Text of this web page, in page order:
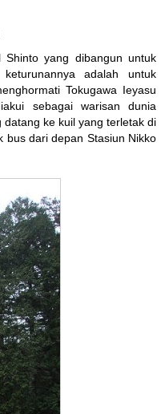
Shinto yang dibangun untuk
adalah untuk
Tokugawa Ieyasu
sebagai warisan dunia
ke kuil yang terletak di
bus dari depan Stasiun Nikko